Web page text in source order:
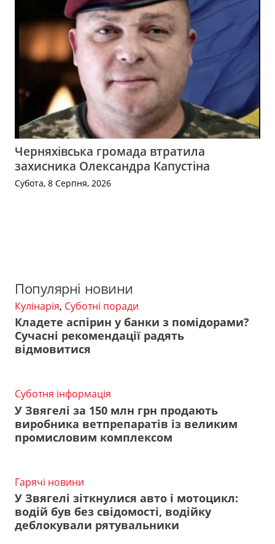
Черняхівська громада втратила
захисника Олександра Капустіна
Субота, 8 Серпня, 2026
Популярні новини
Кулінарія, Суботні поради
Кладете аспірин у банки з помідорами?
Сучасні рекомендації радять
відмовитися
Суботня інформація
У Звягелі за 150 млн грн продають
виробника ветпрепаратів із великим
промисловим комплексом
Гарячі новини
У Звягелі зіткнулися авто і мотоцикл:
водій був без свідомості, водійку
деблокували рятувальники